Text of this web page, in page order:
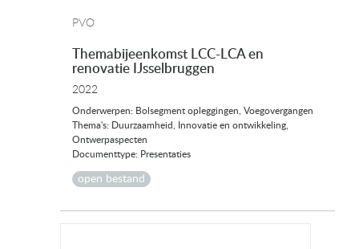
PVO
Themabijeenkomst LCC-LCA en
renovatie IJsselbruggen
2022
Onderwerpen: Bolsegment opleggingen, Voegovergangen
Thema's: Duurzaamheid, Innovatie en ontwikkeling,
Ontwerpaspecten
Documenttype: Presentaties
open bestand